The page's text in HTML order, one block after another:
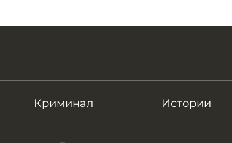
Криминал Истории